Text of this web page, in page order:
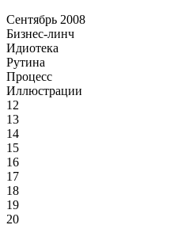
Сентябрь 2008
Бизнес-линч
Идиотека
Рутина
Процесс
Иллюстрации
12
13
14
15
16
17
18
19
20